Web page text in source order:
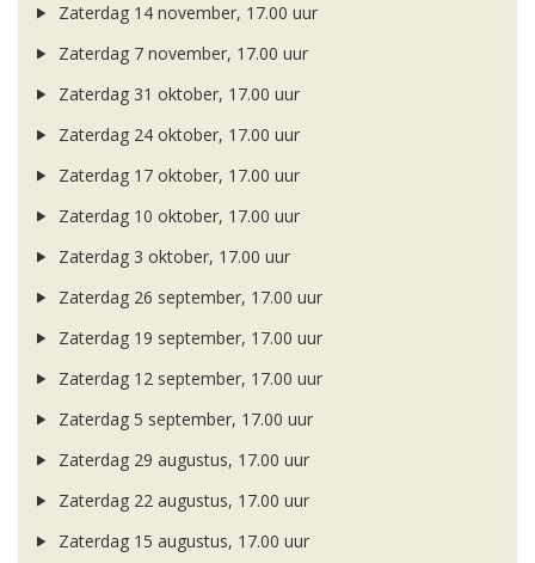
Zaterdag 14 november, 17.00 uur
Zaterdag 7 november, 17.00 uur
Zaterdag 31 oktober, 17.00 uur
Zaterdag 24 oktober, 17.00 uur
Zaterdag 17 oktober, 17.00 uur
Zaterdag 10 oktober, 17.00 uur
Zaterdag 3 oktober, 17.00 uur
Zaterdag 26 september, 17.00 uur
Zaterdag 19 september, 17.00 uur
Zaterdag 12 september, 17.00 uur
Zaterdag 5 september, 17.00 uur
Zaterdag 29 augustus, 17.00 uur
Zaterdag 22 augustus, 17.00 uur
Zaterdag 15 augustus, 17.00 uur